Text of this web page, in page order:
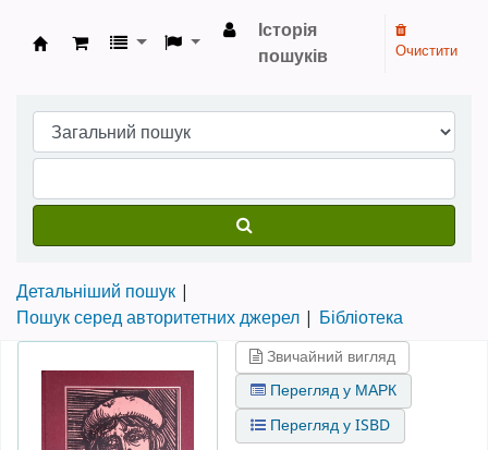
Бібліотека НТШ › Електронний каталог
Історія
пошуків
Очистити
Детальніший пошук
Пошук серед авторитетних джерел
Бібліотека
Звичайний вигляд
Перегляд у МАРК
Перегляд у ISBD